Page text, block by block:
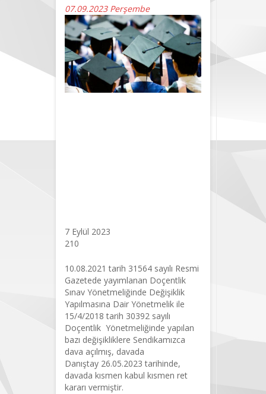
07.09.2023 Perşembe
7 Eylül 2023
210
10.08.2021 tarih 31564 sayılı Resmi
Gazetede yayımlanan Doçentlik
Sınav Yönetmeliğinde Değişiklik
Yapılmasına Dair Yönetmelik ile
15/4/2018 tarih 30392 sayılı
Doçentlik Yönetmeliğinde yapılan
bazı değişikliklere Sendikamızca
dava açılmış, davada
Danıştay 26.05.2023 tarihinde,
davada kısmen kabul kısmen ret
kararı vermiştir.